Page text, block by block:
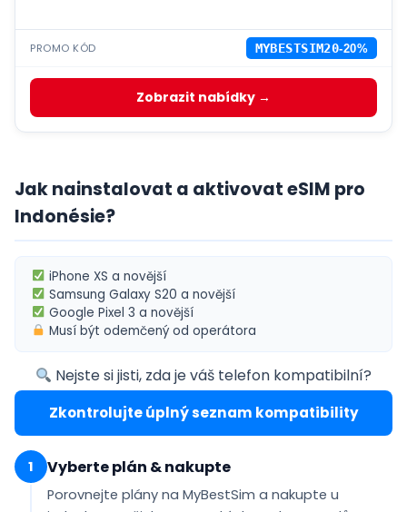
PROMO KÓD MYBESTSIM20-20%
Zobrazit nabídky →
Jak nainstalovat a aktivovat eSIM pro
Indonésie?
iPhone XS a novější
Samsung Galaxy S20 a novější
Google Pixel 3 a novější
Musí býtodemčený od operátora
Nejste si jisti, zda je váš telefon kompatibilní?
Zkontrolujte úplný seznam kompatibility
1 Vyberte plán & nakupte
Porovnejte plány na MyBestSim a nakupte u